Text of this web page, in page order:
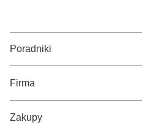
Poradniki
Firma
Zakupy